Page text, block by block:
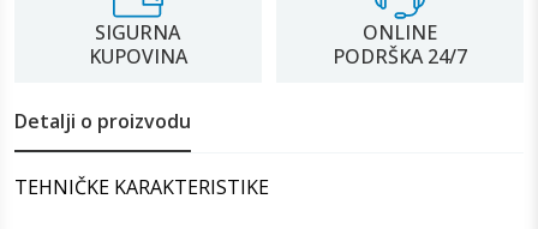
SIGURNA
KUPOVINA
ONLINE
PODRŠKA 24/7
Detalji o proizvodu
TEHNIČKE KARAKTERISTIKE